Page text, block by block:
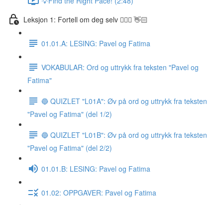
Leksjon 1: Fortell om deg selv 🙋🏽‍♀️ 👋🏻
01.01.A: LESING: Pavel og Fatima
VOKABULAR: Ord og uttrykk fra teksten "Pavel og
Fatima"
🔵 QUIZLET "L01A": Øv på ord og uttrykk fra teksten
"Pavel og Fatima" (del 1/2)
🔵 QUIZLET "L01B": Øv på ord og uttrykk fra teksten
"Pavel og Fatima" (del 2/2)
01.01.B: LESING: Pavel og Fatima
01.02: OPPGAVER: Pavel og Fatima